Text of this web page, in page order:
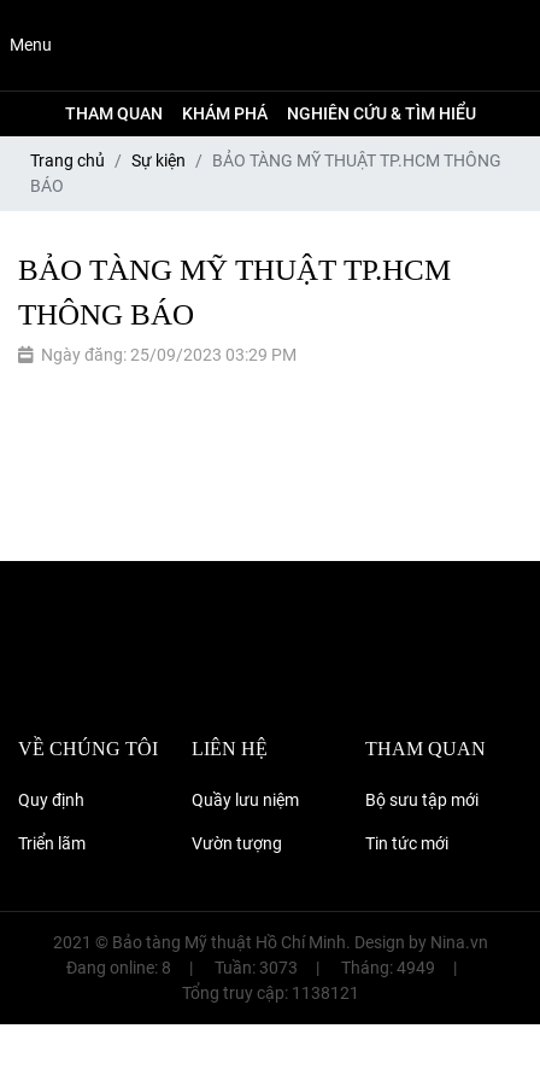
Menu
THAM QUAN KHÁM PHÁ NGHIÊN CỨU & TÌM HIỂU
Trang chủ Sự kiện
BẢO TÀNG MỸ THUẬT TP.HCM THÔNG
BÁO
BẢO TÀNG MỸ THUẬT TP.HCM
THÔNG BÁO
Ngày đăng: 25/09/2023 03:29 PM
VỀ CHÚNG TÔI
Quy định
Triển lãm
LIÊN HỆ
Quầy lưu niệm
Vườn tượng
THAM QUAN
Bộ sưu tập mới
Tin tức mới
2021 © Bảo tàng Mỹ thuật Hồ Chí Minh. Design by Nina.vn
Đang online: 8
Tuần: 3073
Tháng: 4949
Tổng truy cập: 1138121